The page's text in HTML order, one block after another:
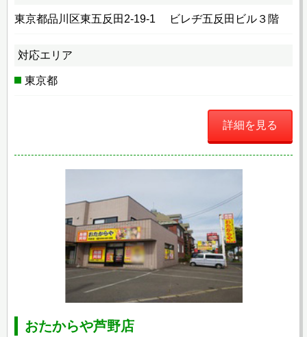
東京都品川区東五反田2-19-1 ビレヂ五反田ビル３階
対応エリア
東京都
詳細を見る
おたからや芦野店